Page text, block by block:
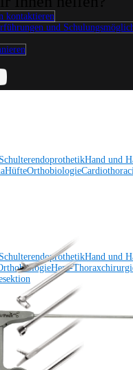
kontaktieren
und
SchulterendoprothetikHand und
HüfteOrthobiologie
SchulterendoprothetikHand und
Herz-
Schulungen &
Unser klinisches